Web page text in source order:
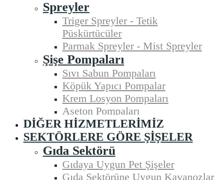
Spreyler
Triger Spreyler - Tetik
Püskürtücüler
Parmak Spreyler - Mist Spreyler
Şişe Pompaları
Sıvı Sabun Pompaları
Köpük Yapıcı Pompalar
Krem Losyon Pompaları
Aseton Pompaları
DIĞER HIZMETLERIMIZ
SEKTÖRLERE GÖRE ŞIŞELER
Gıda Sektörü
Gıdaya Uygun Pet Şişeler
Gıda Sektörüne Uygun Kavanozlar